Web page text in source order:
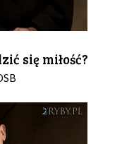
się miłość?